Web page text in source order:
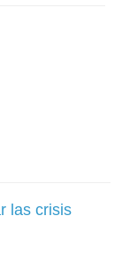
las crisis